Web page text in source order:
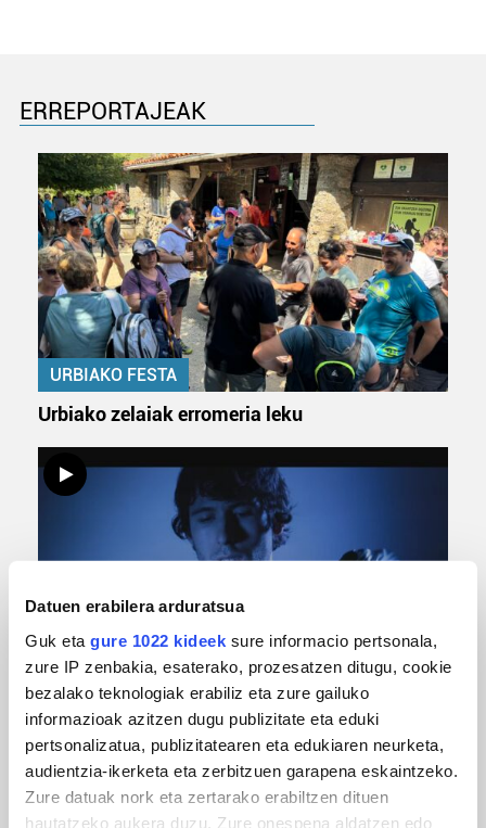
Datuen erabilera arduratsua
Guk eta gure 1022 kideek sure informacio pertsonala,
zure IP zenbakia, esaterako, prozesatzen ditugu, cookie
bezalako teknologiak erabiliz eta zure gailuko
informazioak azitzen dugu publizitate eta eduki
pertsonalizatua, publizitatearen eta edukiaren neurketa,
audientzia-ikerketa eta zerbitzuen garapena eskaintzeko.
Zure datuak nork eta zertarako erabiltzen dituen
hautatzeko aukera duzu. Zure onespena aldatzen edo
ERREPORTAJEAK
URBIAKO FESTA
Urbiako zelaiak erromeria leku
MUSIKA
Odik berria ezagutzeko aukera 'KimiK' eta
'Amaaaa!' abestiekin